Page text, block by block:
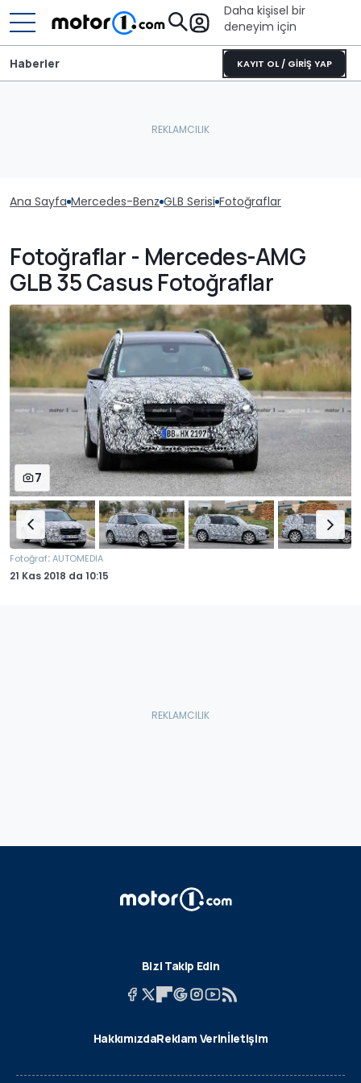
Daha kişisel bir
deneyim için
KAYIT OL / GİRİŞ YAP
Haberler
Ana Sayfa Mercedes-Benz GLB Serisi Fotoğraflar
Fotoğraflar - Mercedes-AMG
GLB 35 Casus Fotoğraflar
7
Fotoğraf:AUTOMEDIA
21 Kas 2018 da 10:15
Bizi Takip Edin
HakkımızdaReklam Verinİletişim